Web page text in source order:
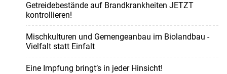
Getreidebestände auf Brandkrankheiten JETZT
kontrollieren!
Mischkulturen und Gemengeanbau im Biolandbau -
Vielfalt statt Einfalt
Eine Impfung bringt’s in jeder Hinsicht!